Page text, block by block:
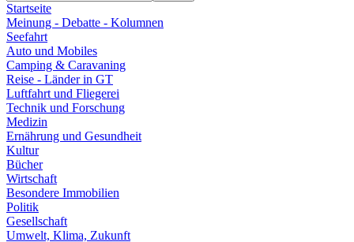
Startseite
Meinung - Debatte - Kolumnen
Seefahrt
Auto und Mobiles
Camping & Caravaning
Reise - Länder in GT
Luftfahrt und Fliegerei
Technik und Forschung
Medizin
Ernährung und Gesundheit
Kultur
Bücher
Wirtschaft
Besondere Immobilien
Politik
Gesellschaft
Umwelt, Klima, Zukunft